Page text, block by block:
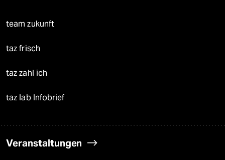
team zukunft
taz frisch
taz zahl ich
taz lab Infobrief
Veranstaltungen